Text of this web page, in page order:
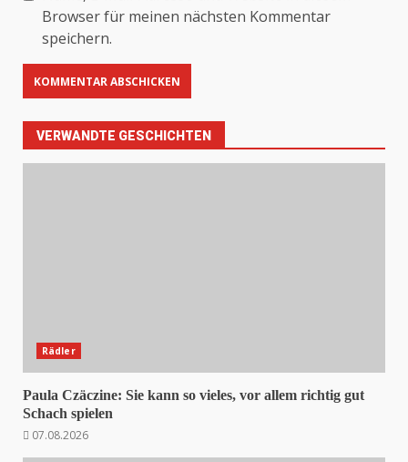
Browser für meinen nächsten Kommentar
speichern.
VERWANDTE GESCHICHTEN
Rädler
Paula Czäczine: Sie kann so vieles, vor allem richtig gut
Schach spielen
07.08.2026